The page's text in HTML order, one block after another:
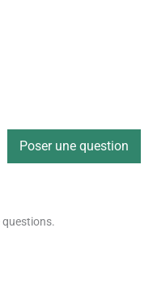
Poser une question
questions.